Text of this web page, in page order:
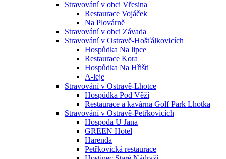
Stravování v obci Vřesina
Restaurace Vojáček
Na Plovárně
Stravování v obci Závada
Stravování v Ostravě-Hošťálkovicích
Hospůdka Na lipce
Restaurace Kora
Hospůdka Na Hřišti
A-leje
Stravování v Ostravě-Lhotce
Hospůdka Pod Věží
Restaurace a kavárna Golf Park Lhotka
Stravování v Ostravě-Petřkovicích
Hospoda U Jana
GREEN Hotel
Harenda
Petřkovická restaurace